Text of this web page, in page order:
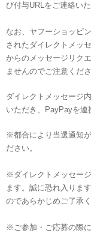
び付与URLをご連絡いた
なお、ヤフーショッピ
されたダイレクトメッ
からのメッセージリク
ませんのでご注意くださ
ダイレクトメッセージ
いただき、PayPayを連
※都合により当選通知
ださい。
※ダイレクトメッセー
ます。誠に恐れ入りま
のであらかじめご了承く
※ご参加・ご応募の際